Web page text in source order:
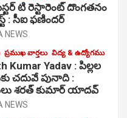
టి రెస్టారెంట్ దొంగతనం
: సీఐ ఫణిందర్
NEWS
ప్రముఖ వార్తలు విద్య & ఉద్యోగము
Kumar Yadav : పిల్లల
చదువే పునాది :
శరత్ కుమార్ యాదవ్
NEWS